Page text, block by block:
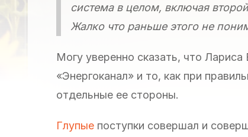
система в целом, включая
Жалко что раньше этого не
Могу уверенно сказать, что
«Энергоканал» и то, как при
отдельные ее стороны.
Глупые поступки совершал и